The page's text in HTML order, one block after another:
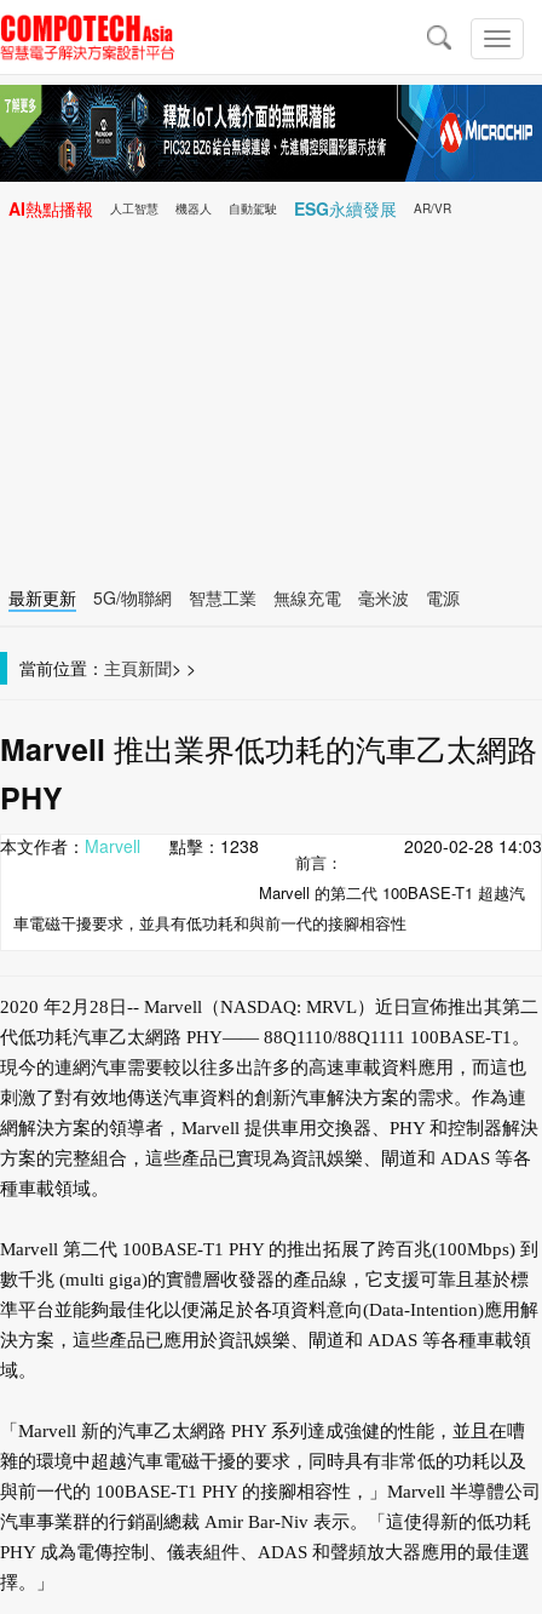
切
換
導
導
航
AI熱點播報 人工智慧 機器人 自動駕駛 ESG永續發展 AR/VR
最新更新 5G/物聯網 智慧工業 無線充電 毫米波
電源
當前位置： 主頁 >
新聞 >
Marvell 推出業界低功耗的汽車乙太網路
PHY
本文作者： Marvell 點擊： 1238 2020-02-28 14:03
前言：
Marvell 的第二代 100BASE-T1 超越汽
車電磁干擾要求，並具有低功耗和與前一代的接腳相容性
2020 年2月28日-- Marvell（NASDAQ: MRVL）近日宣佈推出其第二
代低功耗汽車乙太網路 PHY—— 88Q1110/88Q1111 100BASE-T1。
現今的連網汽車需要較以往多出許多的高速車載資料應用，而這也
刺激了對有效地傳送汽車資料的創新汽車解決方案的需求。作為連
網解決方案的領導者，Marvell 提供車用交換器、PHY 和控制器解決
方案的完整組合，這些產品已實現為資訊娛樂、閘道和 ADAS 等各
種車載領域。
Marvell 第二代 100BASE-T1 PHY 的推出拓展了跨百兆(100Mbps) 到
數千兆 (multi giga)的實體層收發器的產品線，它支援可靠且基於標
準平台並能夠最佳化以便滿足於各項資料意向(Data-Intention)應用解
決方案，這些產品已應用於資訊娛樂、閘道和 ADAS 等各種車載領
域。
「Marvell 新的汽車乙太網路 PHY 系列達成強健的性能，並且在嘈
雜的環境中超越汽車電磁干擾的要求，同時具有非常低的功耗以及
與前一代的 100BASE-T1 PHY 的接腳相容性，」Marvell 半導體公司
汽車事業群的行銷副總裁 Amir Bar-Niv 表示。「這使得新的低功耗
PHY 成為電傳控制、儀表組件、ADAS 和聲頻放大器應用的最佳選
擇。」